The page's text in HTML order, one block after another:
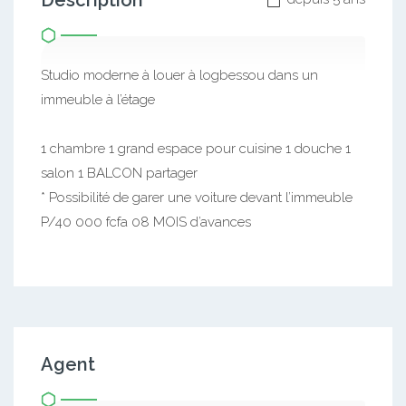
Studio moderne à louer à logbessou dans un
immeuble à l’étage
1 chambre 1 grand espace pour cuisine 1 douche 1
salon 1 BALCON partager
* Possibilité de garer une voiture devant l’immeuble
P/40 000 fcfa 08 MOIS d’avances
Agent